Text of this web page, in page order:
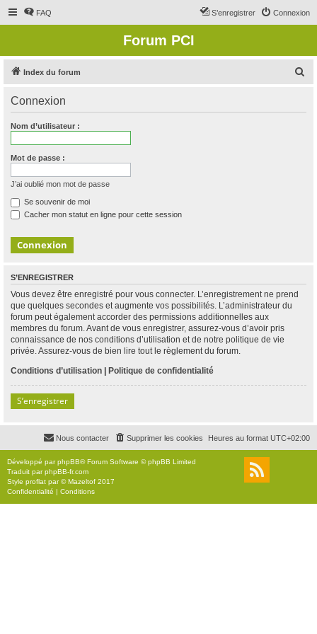
FAQ Connexion
S’enregistrer
Forum PCI
Index du forum
Connexion
Nom d’utilisateur :
Mot de passe :
J’ai oublié mon mot de passe
Se souvenir de moi
Cacher mon statut en ligne pour cette session
S’ENREGISTRER
Vous devez être enregistré pour vous connecter. L’enregistrement ne prend
que quelques secondes et augmente vos possibilités. L’administrateur du
forum peut également accorder des permissions additionnelles aux
membres du forum. Avant de vous enregistrer, assurez-vous d’avoir pris
connaissance de nos conditions d’utilisation et de notre politique de vie
privée. Assurez-vous de bien lire tout le règlement du forum.
Conditions d’utilisation | Politique de confidentialité
S’enregistrer
Heures au format UTC+02:00
Supprimer les cookies
Nous contacter
Développé parphpBB® Forum Software © phpBB Limited
Traduit parphpBB-fr.com
Style proflat par ©Mazeltof 2017
Confidentialité | Conditions